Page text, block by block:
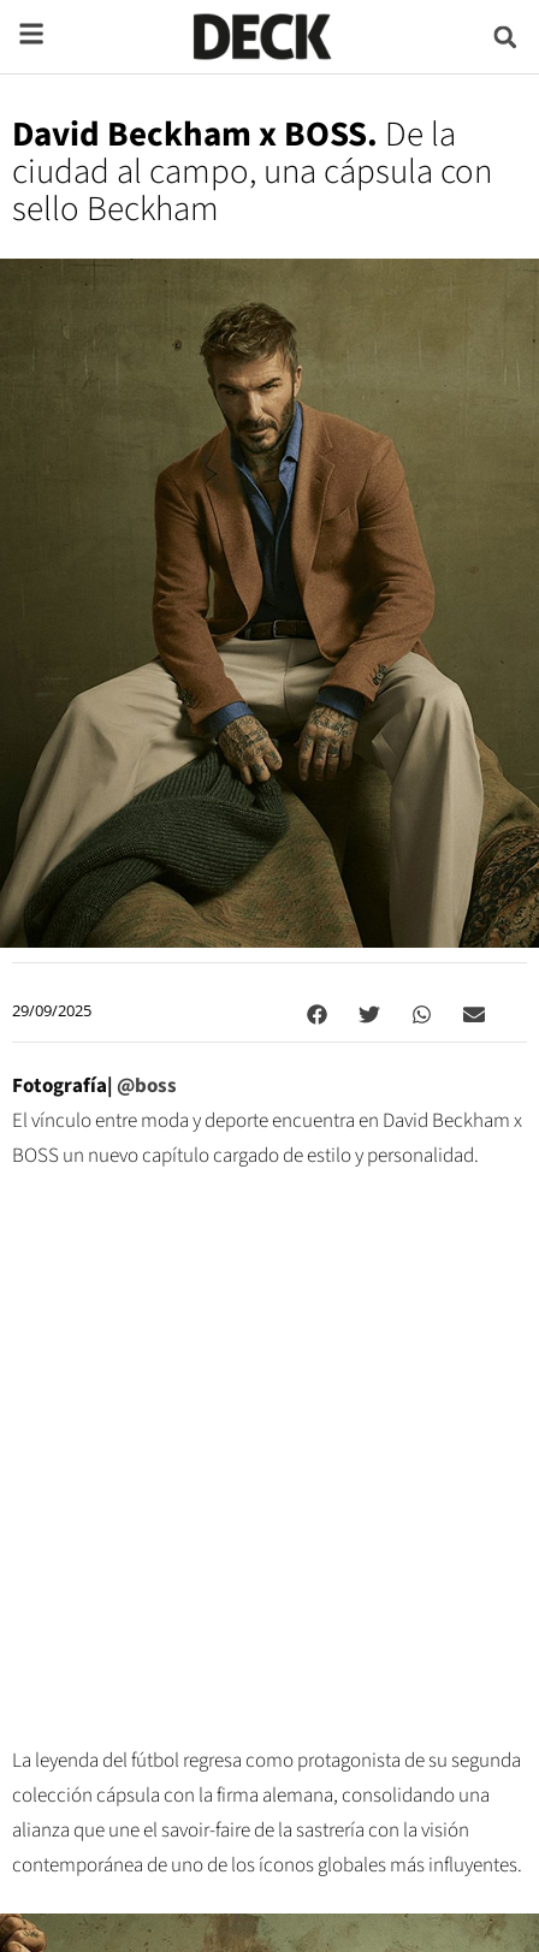
David Beckham x BOSS. De la
ciudad al campo, una cápsula con
sello Beckham
29/09/2025
Fotografía| @boss
El vínculo entre moda y deporte encuentra en David Beckham x
BOSS un nuevo capítulo cargado de estilo y personalidad.
La leyenda del fútbol regresa como protagonista de su segunda
colección cápsula con la firma alemana, consolidando una
alianza que une el savoir-faire de la sastrería con la visión
contemporánea de uno de los íconos globales más influyentes.